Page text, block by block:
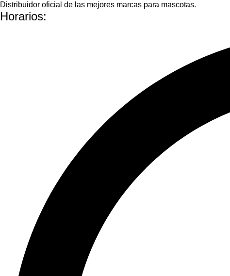
Distribuidor oficial de las mejores marcas para mascotas.
Horarios: